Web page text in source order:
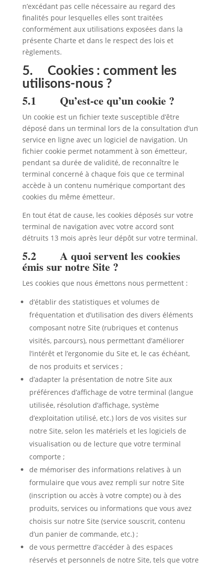
n’excédant pas celle nécessaire au regard des
finalités pour lesquelles elles sont traitées
conformément aux utilisations exposées dans la
présente Charte et dans le respect des lois et
règlements.
5. Cookies : comment les
utilisons-nous ?
5.1 Qu’est-ce qu’un cookie ?
Un cookie est un fichier texte susceptible d’être
déposé dans un terminal lors de la consultation d’un
service en ligne avec un logiciel de navigation. Un
fichier cookie permet notamment à son émetteur,
pendant sa durée de validité, de reconnaître le
terminal concerné à chaque fois que ce terminal
accède à un contenu numérique comportant des
cookies du même émetteur.
En tout état de cause, les cookies déposés sur votre
terminal de navigation avec votre accord sont
détruits 13 mois après leur dépôt sur votre terminal.
5.2 A quoi servent les cookies
émis sur notre Site ?
Les cookies que nous émettons nous permettent :
d’établir des statistiques et volumes de
fréquentation et d’utilisation des divers éléments
composant notre Site (rubriques et contenus
visités, parcours), nous permettant d’améliorer
l’intérêt et l’ergonomie du Site et, le cas échéant,
de nos produits et services ;
d’adapter la présentation de notre Site aux
préférences d’affichage de votre terminal (langue
utilisée, résolution d’affichage, système
d’exploitation utilisé, etc.) lors de vos visites sur
notre Site, selon les matériels et les logiciels de
visualisation ou de lecture que votre terminal
comporte ;
de mémoriser des informations relatives à un
formulaire que vous avez rempli sur notre Site
(inscription ou accès à votre compte) ou à des
produits, services ou informations que vous avez
choisis sur notre Site (service souscrit, contenu
d’un panier de commande, etc.) ;
de vous permettre d’accéder à des espaces
réservés et personnels de notre Site, tels que votre